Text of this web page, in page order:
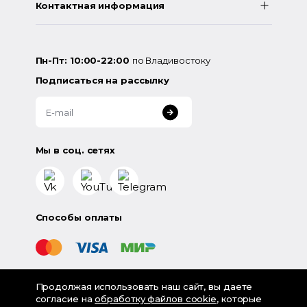
Контактная информация
Пн-Пт: 10:00-22:00 по Владивостоку
Подписаться на рассылку
Мы в соц. сетях
Способы оплаты
©2026«LampsShop» - интернет-магазин люстр и
Продолжая использовать наш сайт, вы даете
согласие наобработку файлов cookie, которые